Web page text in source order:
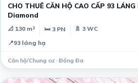
CHO THUÊ CĂN HỘ CAO CẤP 93
Diamond
📐 130 m² 🛏 3 PN
🚿 3 WC
📍93 láng hạ
Căn hộ/Chung cư · Đống Đa